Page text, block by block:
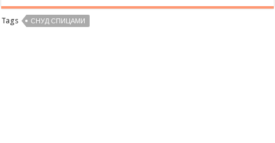
Tags СНУД СПИЦАМИ